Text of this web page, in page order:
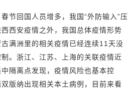
节回国人员增多，我国“外防输入”压
西安疫情之外，我国总体疫情形势
满洲里的相关疫情已经连续11天没
。浙江、江苏、上海的关联疫情近
隔离点发现，疫情风险也基本控
版纳出现相关本土病例，目前来看